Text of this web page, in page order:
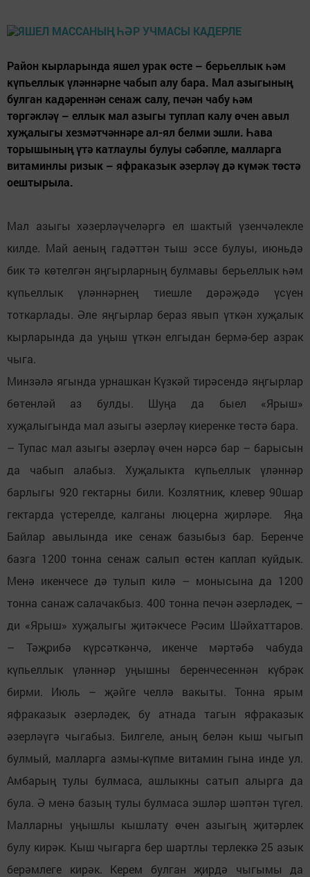
Район кырларында яшел урак өсте – берьеллык һәм
күпьеллык үләннәрне чабып алу бара. Мал азыгының
булган кадәреннән сенаж салу, печән чабу һәм
төргәкләү – еллык мал азыгы туплап калу өчен авыл
хуҗалыгы хезмәтчәннәре ал-ял белми эшли. Һава
торышының үтә катлаулы булуы сәбәпле, малларга
витаминлы ризык – яфраказык әзерләү дә күмәк төстә
оештырыла.
Мал азыгы хәзерләүчеләргә ел шактый үзенчәлекле
килде. Май аеның гадәттән тыш эссе булуы, июньдә
бик тә көтелгән яңгырларның булмавы берьеллык һәм
күпьеллык үләннәрнең тиешле дәрәҗәдә үсүен
тоткарлады. Әле яңгырлар бераз явып үткән хуҗалык
кырларында да уңыш үткән елгыдан бермә-бер азрак
чыга.
Минзәлә ягында урнашкан Күзкәй тирәсендә яңгырлар
бөтенләй аз булды. Шуңа да быел «Ярыш»
хуҗалыгында мал азыгы әзерләү киеренке төстә бара.
– Тупас мал азыгы әзерләү өчен нәрсә бар – барысын
да чабып алабыз. Хуҗалыкта күпьеллык үләннәр
барлыгы 920 гектарны били. Козлятник, клевер 90шар
гектарда үстерелде, калганы люцерна җирләре. Яңа
Байлар авылында ике сенаж базыбыз бар. Беренче
базга 1200 тонна сенаж салып өстен каплап куйдык.
Менә икенчесе дә тулып килә – монысына да 1200
тонна санаж салачакбыз. 400 тонна печән әзерләдек, –
ди «Ярыш» хуҗалыгы җитәкчесе Рәсим Шәйхаттаров.
– Тәҗрибә күрсәткәнчә, икенче мәртәбә чабуда
күпьеллык үләннәр уңышны беренчесеннән күбрәк
бирми. Июль – җәйге челлә вакыты. Тонна ярым
яфраказык әзерләдек, бу атнада тагын яфраказык
әзерләүгә чыгабыз. Билгеле, аның белән кыш чыгып
булмый, малларга азмы-күпме витамин гына инде ул.
Амбарың тулы булмаса, ашлыкны сатып алырга да
була. Ә менә базың тулы булмаса эшләр шәптән түгел.
Малларны уңышлы кышлату өчен азыгың җитәрлек
булу кирәк. Кыш чыгарга бер шартлы терлеккә 25 азык
берәмлеге кирәк. Керем булган җирдә чыгымы да